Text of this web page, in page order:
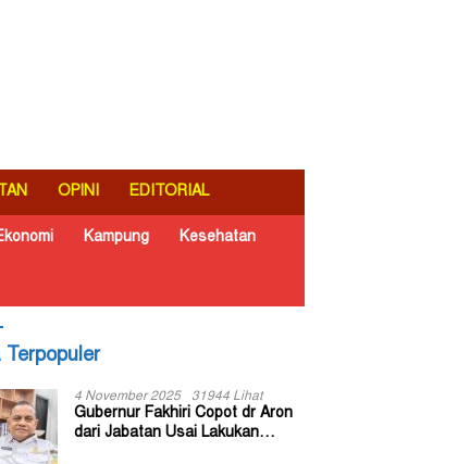
OPINI EDITORIAL
Kampung Kesehatan
Terpopuler
4 November 2025 31944 Lihat
Gubernur Fakhiri Copot dr Aron
dari Jabatan Usai Lakukan